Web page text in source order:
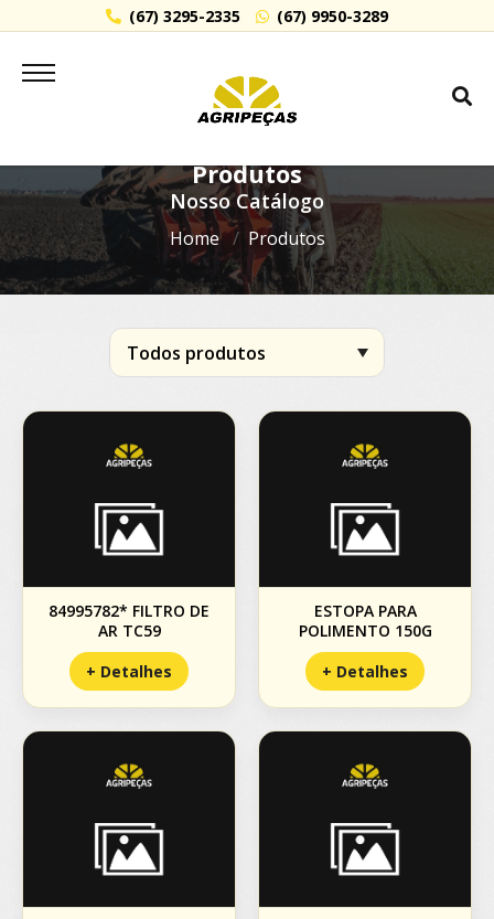
(67) 3295-2335 (67) 9950-3289
Produtos
Nosso Catálogo
Home Produtos
84995782* FILTRO DE
AR TC59
+ Detalhes
ESTOPA PARA
POLIMENTO 150G
+ Detalhes